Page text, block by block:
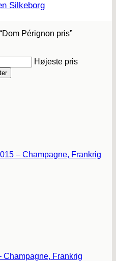
Silkeborg
Pérignon pris”
Højeste pris
Champagne, Frankrig